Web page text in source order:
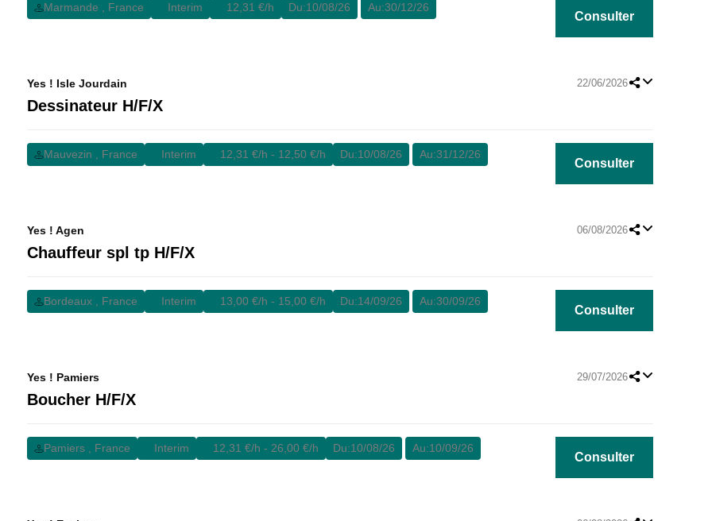
Marmande , France Interim 12,31 €/h Du:10/08/26 Au:30/12/26
Consulter
Yes ! Isle Jourdain 22/06/2026
Dessinateur H/F/X
Mauvezin , France Interim 12,31 €/h - 12,50 €/h Du:10/08/26 Au:31/12/26
Consulter
Yes ! Agen 06/08/2026
Chauffeur spl tp H/F/X
Bordeaux , France Interim 13,00 €/h - 15,00 €/h Du:14/09/26 Au:30/09/26
Consulter
Yes ! Pamiers 29/07/2026
Boucher H/F/X
Pamiers , France Interim 12,31 €/h - 26,00 €/h Du:10/08/26 Au:10/09/26
Consulter